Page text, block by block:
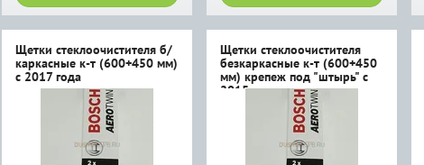
Щетки стеклоочистителя б/
каркасные к-т (600+450 мм)
с 2017 года
Щетки стеклоочистителя
безкаркасные к-т (600+450
мм) крепеж под "штырь" с
2015г.в.